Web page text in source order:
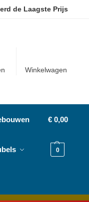
de Laagste Prijs
Winkelwagen
€ 0,00
0